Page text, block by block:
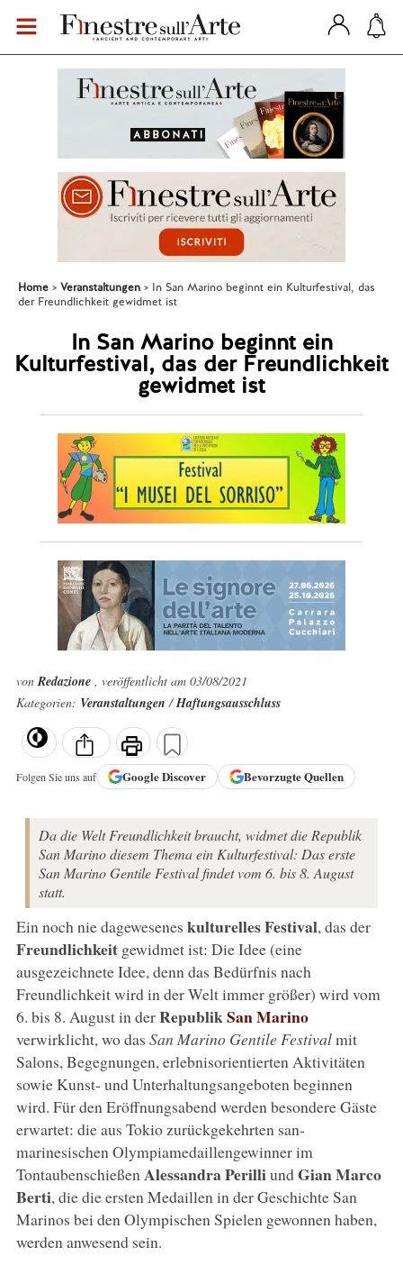
Home Veranstaltungen
In San Marino beginnt ein Kulturfestival, das
der Freundlichkeit gewidmet ist
In San Marino beginnt ein
Kulturfestival, das der Freundlichkeit
gewidmet ist
vonRedazione , veröffentlicht am 03/08/2021
Kategorien: Veranstaltungen/Haftungsausschluss
Folgen Sie uns auf GoogleDiscover Bevorzugte Quellen
Da die Welt Freundlichkeit braucht, widmet die Republik
San Marino diesem Thema ein Kulturfestival: Das erste
San Marino Gentile Festival findet vom 6. bis 8. August
statt.
Ein noch nie dagewesenes kulturelles Festival, das der
Freundlichkeitgewidmet ist: Die Idee (eine
ausgezeichnete Idee, denn das Bedürfnis nach
Freundlichkeit wird in der Welt immer größer) wird vom
6. bis 8. August in derRepublikSan Marino
verwirklicht, wo das San Marino Gentile Festivalmit
Salons, Begegnungen, erlebnisorientierten Aktivitäten
sowie Kunst- und Unterhaltungsangeboten beginnen
wird. Für den Eröffnungsabend werden besondere Gäste
erwartet: die aus Tokio zurückgekehrten san-
marinesischen Olympiamedaillengewinner im
Tontaubenschießen Alessandra PerilliundGian Marco
Berti, die die ersten Medaillen in der Geschichte San
Marinos bei den Olympischen Spielen gewonnen haben,
werden anwesend sein.